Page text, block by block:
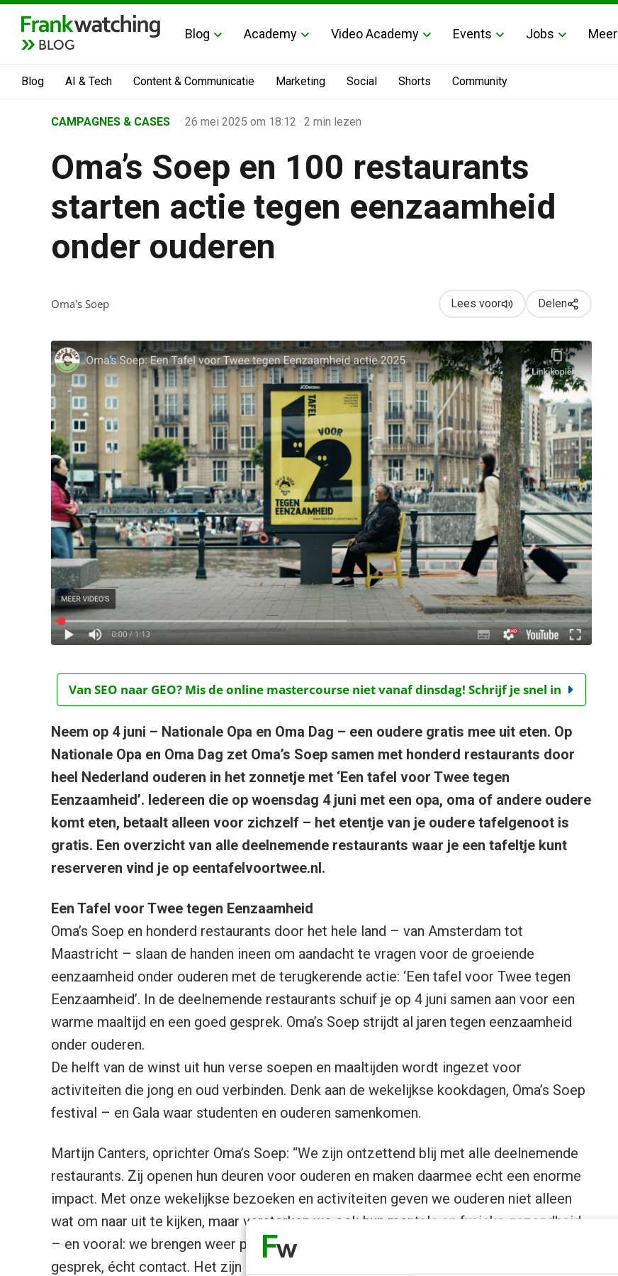
BLOG
Blog Academy Video Academy Events Jobs Meer
Blog AI & Tech Content & Communicatie Marketing Social Shorts Community
Business Channel
›
Oma’s Soep en 100 restaurants starten actie tegen eenzaamheid onder ouderen
CAMPAGNES & CASES · 26 mei 2025 om 18:12 · 2 min lezen
Oma’s Soep en 100 restaurants
starten actie tegen eenzaamheid
onder ouderen
Oma's Soep Lees voor Delen
Van SEO naar GEO? Mis de online mastercourse niet vanaf dinsdag! Schrijf je snel in
Neem op 4 juni – Nationale Opa en Oma Dag – een oudere gratis mee uit eten. Op
Nationale Opa en Oma Dag zet Oma’s Soep samen met honderd restaurants door
heel Nederland ouderen in het zonnetje met ‘Een tafel voor Twee tegen
Eenzaamheid’. Iedereen die op woensdag 4 juni met een opa, oma of andere oudere
komt eten, betaalt alleen voor zichzelf – het etentje van je oudere tafelgenoot is
gratis. Een overzicht van alle deelnemende restaurants waar je een tafeltje kunt
reserveren vind je op eentafelvoortwee.nl.
Een Tafel voor Twee tegen Eenzaamheid
Oma’s Soep en honderd restaurants door het hele land – van Amsterdam tot
Maastricht – slaan de handen ineen om aandacht te vragen voor de groeiende
eenzaamheid onder ouderen met de terugkerende actie: ‘Een tafel voor Twee tegen
Eenzaamheid’. In de deelnemende restaurants schuif je op 4 juni samen aan voor een
warme maaltijd en een goed gesprek. Oma’s Soep strijdt al jaren tegen eenzaamheid
onder ouderen.
De helft van de winst uit hun verse soepen en maaltijden wordt ingezet voor
activiteiten die jong en oud verbinden. Denk aan de wekelijkse kookdagen, Oma’s Soep
festival – en Gala waar studenten en ouderen samenkomen.
Martijn Canters, oprichter Oma’s Soep: “We zijn ontzettend blij met alle deelnemende
restaurants. Zij openen hun deuren voor ouderen en maken daarmee echt een enorme
impact. Met onze wekelijkse bezoeken en activiteiten geven we ouderen niet alleen
wat om naar uit te kijken, maar versterken we ook hun mentale en fysieke gezondheid
– en vooral: we brengen weer plezier in hun leven. Een etentje samen, een goed
gesprek, écht contact. Het zijn eenvoudige momenten die helpen om die vicieuze